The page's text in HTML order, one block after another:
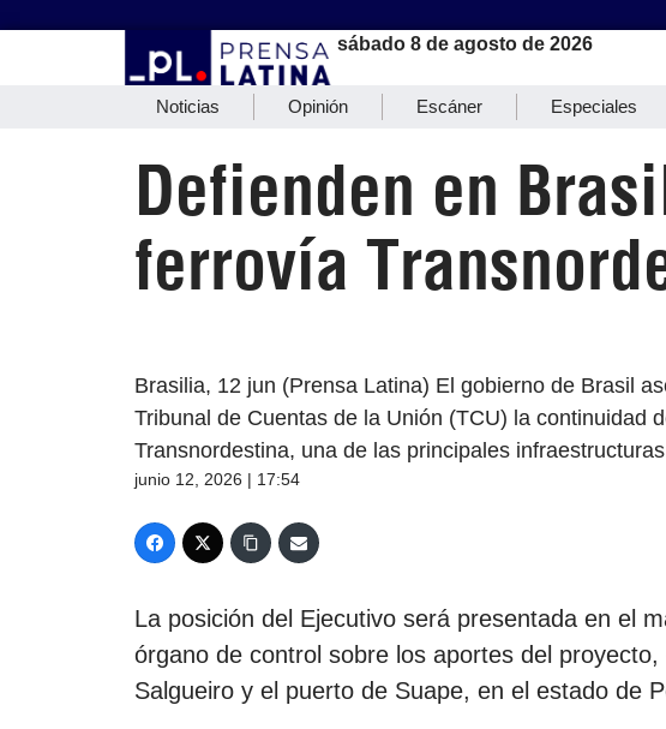
sábado 8 de agosto de 2026
Noticias Opinión Escáner Especiales
Defienden en
ferrovía
Brasilia, 12 jun (Prensa Latina) El gobierno de Brasil
Tribunal de Cuentas de la Unión (TCU) la continuidad
Transnordestina, una de las principales
junio 12, 2026 | 17:54
La posición del Ejecutivo será presentada en el
órgano de control sobre los aportes del
Salgueiro y el puerto de Suape, en el estado de